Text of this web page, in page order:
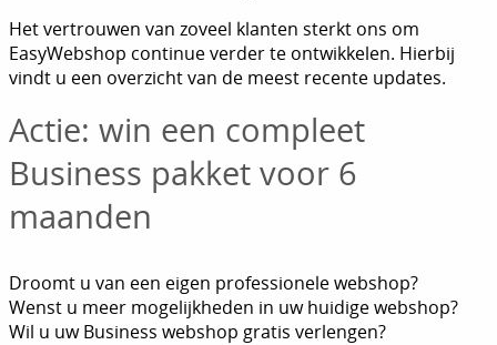
Het vertrouwen van zoveel klanten sterkt ons om
EasyWebshop continue verder te ontwikkelen. Hierbij
vindt u een overzicht van de meest recente updates.
Actie: win een compleet
Business pakket voor 6
maanden
Droomt u van een eigen professionele webshop?
Wenst u meer mogelijkheden in uw huidige webshop?
Wil u uw Business webshop gratis verlengen?